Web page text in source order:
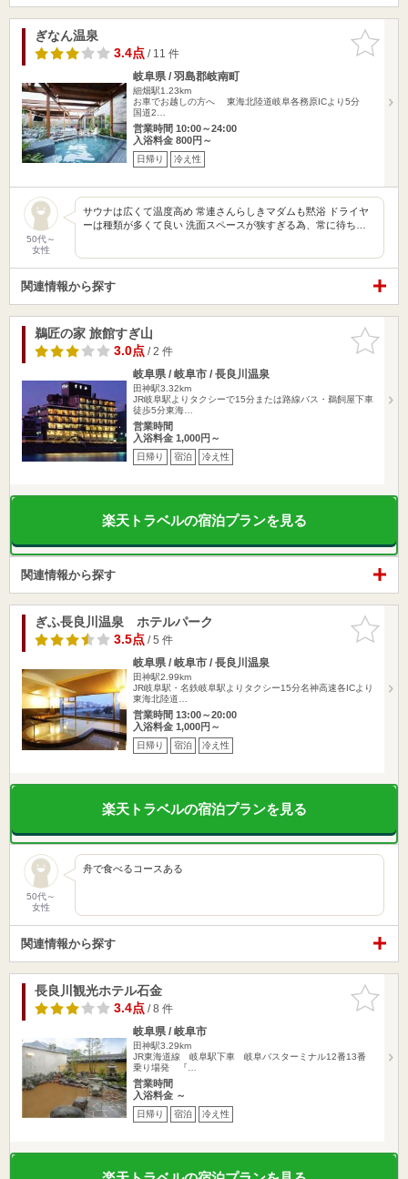
お気に入
りに追加
ぎなん温泉
3.4点/ 11 件
岐阜県 / 羽島郡岐南町
細畑駅1.23km
お車でお越しの方へ 東海北陸道岐阜各務原ICより5分
国道2…
営業時間 10:00～24:00
入浴料金 800円～
日帰り 冷え性
50代～
女性
サウナは広くて温度高め 常連さんらしきマダムも黙浴 ドライヤ
ーは種類が多くて良い 洗面スペースが狭すぎる為、常に待ち…
関連情報から探す
お気に入
りに追加
鵜匠の家 旅館すぎ山
3.0点/ 2 件
岐阜県 / 岐阜市 / 長良川温泉
田神駅3.32km
JR岐阜駅よりタクシーで15分または路線バス・鵜飼屋下車
徒歩5分東海…
営業時間
入浴料金 1,000円～
日帰り 宿泊 冷え性
楽天トラベルの宿泊プランを見る
関連情報から探す
お気に入
りに追加
ぎふ長良川温泉 ホテルパーク
3.5点/ 5 件
岐阜県 / 岐阜市 / 長良川温泉
田神駅2.99km
JR岐阜駅・名鉄岐阜駅よりタクシー15分名神高速各ICより
東海北陸道…
営業時間 13:00～20:00
入浴料金 1,000円～
日帰り 宿泊 冷え性
楽天トラベルの宿泊プランを見る
50代～
女性
舟で食べるコースある
関連情報から探す
お気に入
りに追加
長良川観光ホテル石金
3.4点/ 8 件
岐阜県 / 岐阜市
田神駅3.29km
JR東海道線 岐阜駅下車 岐阜バスターミナル12番13番
乗り場発 『…
営業時間
入浴料金 ～
日帰り 宿泊 冷え性